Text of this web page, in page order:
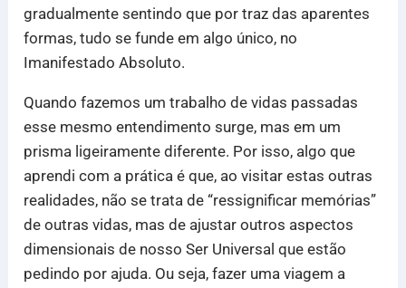
gradualmente sentindo que por traz das aparentes
formas, tudo se funde em algo único, no
Imanifestado Absoluto.
Quando fazemos um trabalho de vidas passadas
esse mesmo entendimento surge, mas em um
prisma ligeiramente diferente. Por isso, algo que
aprendi com a prática é que, ao visitar estas outras
realidades, não se trata de “ressignificar memórias”
de outras vidas, mas de ajustar outros aspectos
dimensionais de nosso Ser Universal que estão
pedindo por ajuda. Ou seja, fazer uma viagem a